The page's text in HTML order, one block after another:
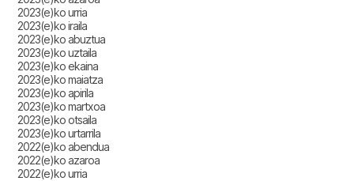
2023(e)ko urria
2023(e)ko iraila
2023(e)ko abuztua
2023(e)ko uztaila
2023(e)ko ekaina
2023(e)ko maiatza
2023(e)ko apirila
2023(e)ko martxoa
2023(e)ko otsaila
2023(e)ko urtarrila
2022(e)ko abendua
2022(e)ko azaroa
2022(e)ko urria